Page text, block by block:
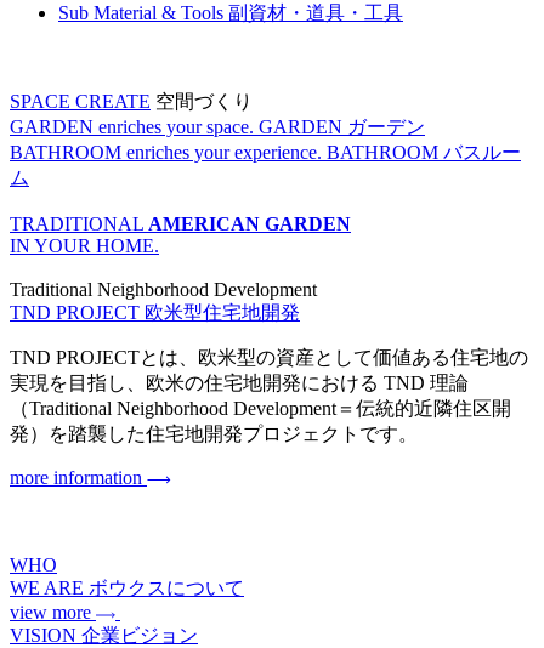
Sub Material & Tools 副資材・道具・工具
SPACE CREATE 空間づくり
GARDEN enriches your space. GARDEN ガーデン
BATHROOM enriches your experience. BATHROOM バスルー
ム
TRADITIONAL AMERICAN GARDEN
IN YOUR HOME.
Traditional Neighborhood Development
TND PROJECT 欧米型住宅地開発
TND PROJECTとは、欧米型の資産として価値ある住宅地の
実現を目指し、欧米の住宅地開発における TND 理論
（Traditional Neighborhood Development＝伝統的近隣住区開
発）を踏襲した住宅地開発プロジェクトです。
more information
WHO
WE ARE ボウクスについて
view more
VISION 企業ビジョン